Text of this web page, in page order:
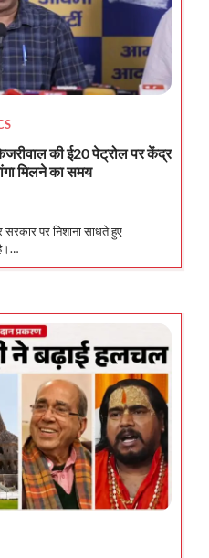
की ई20 पेट्रोल पर केंद्र
मिलने का समय
पर निशाना साधते हुए